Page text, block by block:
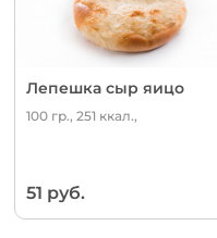
Лепешка сыр яицо
100 гр., 251 ккал.,
51 руб.